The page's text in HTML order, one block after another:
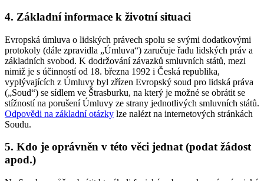
4. Základní informace k životní situaci
Evropská úmluva o lidských právech spolu se svými dodatkovými
protokoly (dále zpravidla „Úmluva“) zaručuje řadu lidských práv a
základních svobod. K dodržování závazků smluvních států, mezi
nimiž je s účinností od 18. března 1992 i Česká republika,
vyplývajících z Úmluvy byl zřízen Evropský soud pro lidská práva
(„Soud“) se sídlem ve Štrasburku, na který je možné se obrátit se
stížností na porušení Úmluvy ze strany jednotlivých smluvních států.
Odpovědi na základní otázky lze nalézt na internetových stránkách
Soudu.
5. Kdo je oprávněn v této věci jednat (podat žádost
apod.)